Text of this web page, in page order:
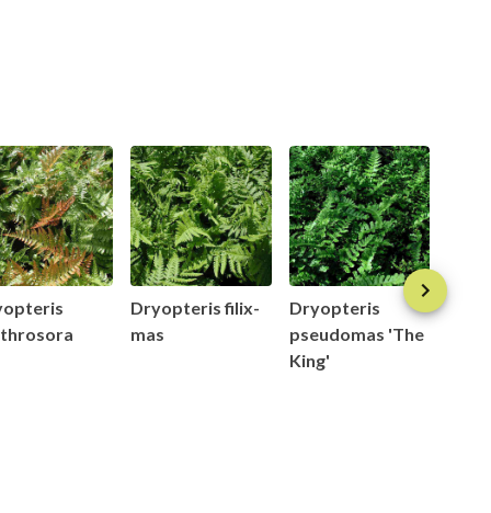
Dryopteris filix-
mas
Dryopteris
pseudomas 'The
King'